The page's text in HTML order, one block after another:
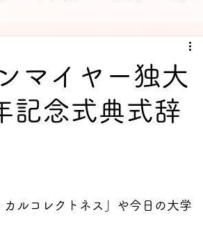
マイヤー独大
記念式典式辞
ルコレクトネス」や今日の大学